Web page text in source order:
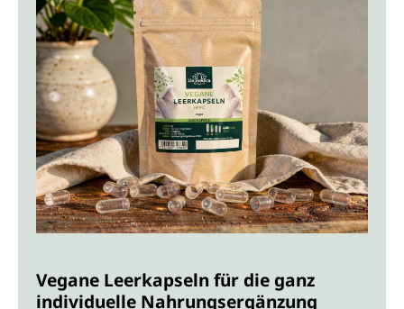
Vegane Leerkapseln für die ganz
individuelle Nahrungsergänzung